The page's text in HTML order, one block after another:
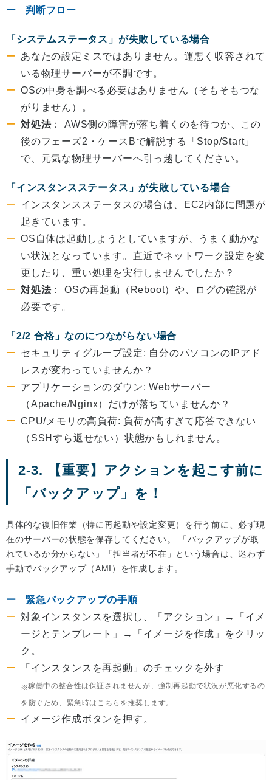
判断フロー
「システムステータス」が失敗している場合
あなたの設定ミスではありません。運悪く収容されて
いる物理サーバーが不調です。
OSの中身を調べる必要はありません（そもそもつな
がりません）。
対処法： AWS側の障害が落ち着くのを待つか、この
後のフェーズ2・ケースBで解説する「Stop/Start」
で、元気な物理サーバーへ引っ越してください。
「インスタンスステータス」が失敗している場合
インスタンスステータスの場合は、EC2内部に問題が
起きています。
OS自体は起動しようとしていますが、うまく動かな
い状況となっています。直近でネットワーク設定を変
更したり、重い処理を実行しませんでしたか？
対処法： OSの再起動（Reboot）や、ログの確認が
必要です。
「2/2 合格」なのにつながらない場合
セキュリティグループ設定: 自分のパソコンのIPアド
レスが変わっていませんか？
アプリケーションのダウン: Webサーバー
（Apache/Nginx）だけが落ちていませんか？
CPU/メモリの高負荷: 負荷が高すぎて応答できない
（SSHすら返せない）状態かもしれません。
2-3. 【重要】アクションを起こす前に
「バックアップ」を！
具体的な復旧作業（特に再起動や設定変更）を行う前に、必ず現
在のサーバーの状態を保存してください。 「バックアップが取
れているか分からない」「担当者が不在」という場合は、迷わず
手動でバックアップ（AMI）を作成します。
緊急バックアップの手順
対象インスタンスを選択し、「アクション」→「イメ
ージとテンプレート」→「イメージを作成」をクリッ
ク。
「インスタンスを再起動」のチェックを外す
稼働中の整合性は保証されませんが、強制再起動で状況が悪化するの
を防ぐため、緊急時はこちらを推奨します。
イメージ作成ボタンを押す。